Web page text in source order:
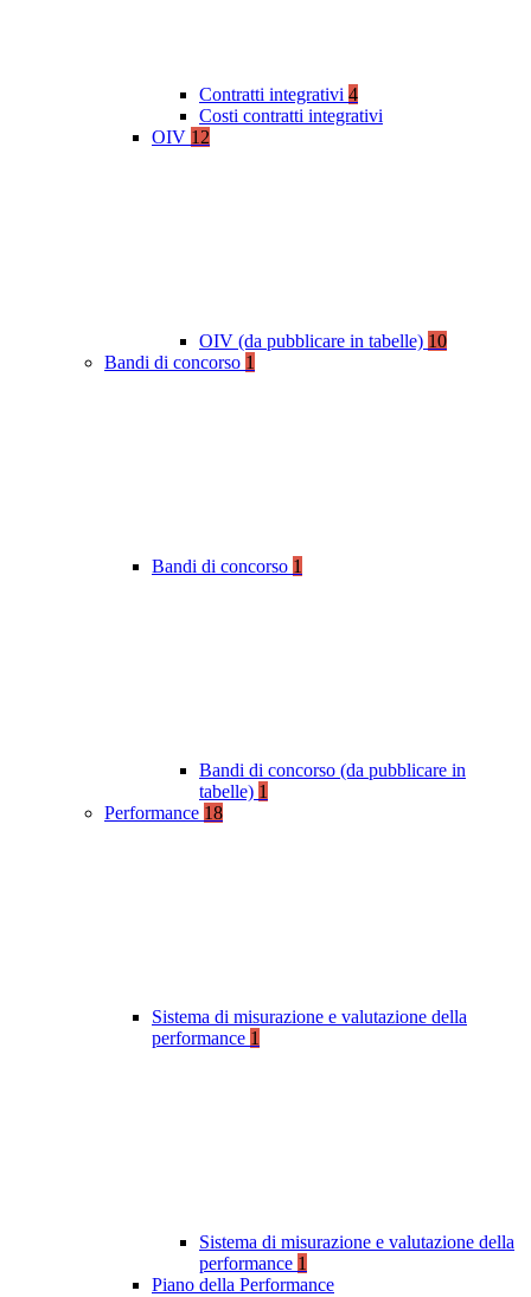
Contratti integrativi 4
Costi contratti integrativi
OIV 12
OIV (da pubblicare in tabelle) 10
Bandi di concorso 1
Bandi di concorso 1
Bandi di concorso (da pubblicare in
tabelle) 1
Performance 18
Sistema di misurazione e valutazione della
performance 1
Sistema di misurazione e valutazione della
performance 1
Piano della Performance